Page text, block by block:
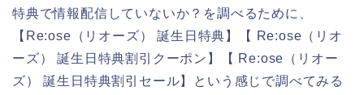
特典で情報配信していないか？を調べるために、
【Re:ose（リオーズ） 誕生日特典】【 Re:ose（リオ
ーズ） 誕生日特典割引クーポン】【 Re:ose（リオー
ズ） 誕生日特典割引セール】という感じで調べてみる